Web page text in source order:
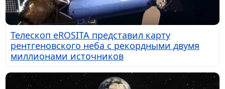
Телескоп eROSITA представил карту
рентгеновского неба с рекордными двумя
миллионами источников